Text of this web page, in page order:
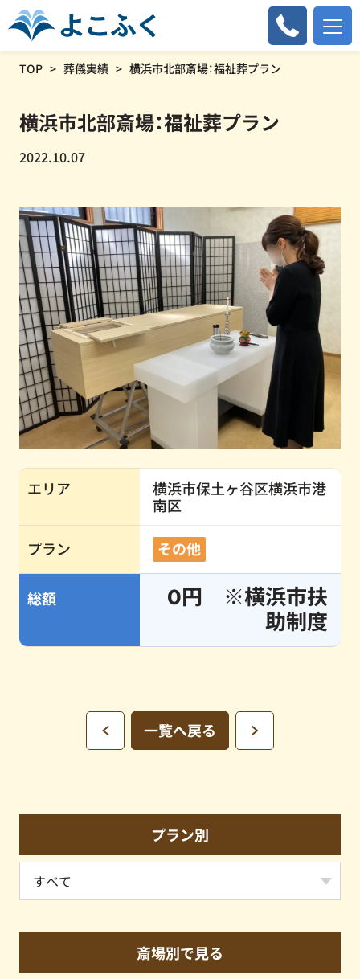
TOP 葬儀実績 横浜市北部斎場：福祉葬プラン
横浜市北部斎場：福祉葬プラン
2022.10.07
エリア 横浜市保土ヶ谷区横浜市港
南区
プラン その他
総額
0円 ※横浜市扶
助制度
一覧へ戻る
プラン別
斎場別で見る